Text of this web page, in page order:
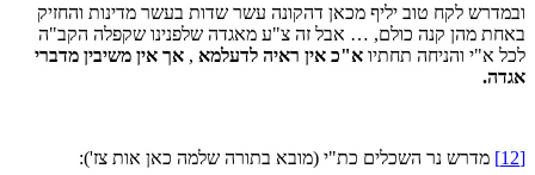
ובמדרש לקח טוב יליף מכאן דהקונה עשר שדות בעשר מדינות והחזיק
באחת מהן קנה כולם, … אבל זה צ"ע מאגדה שלפנינו שקפלה הקב"ה
לכל א"י והניחה תחתיו א"כ אין ראיה לדעלמא , אך אין משיבין מדברי
אגדה.
[12]
מדרש נר השכלים כת"י (מובא בתורה שלמה כאן אות צז'):